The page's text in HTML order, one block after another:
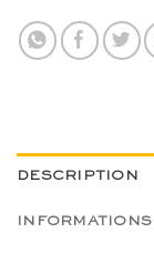
DESCRIPTION